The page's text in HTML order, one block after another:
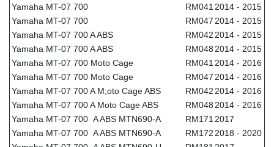
Yamaha MT-07 700
RM041 2014 - 2015
Yamaha MT-07 700
RM047 2014 - 2015
Yamaha MT-07 700 A ABS
RM042 2014 - 2015
Yamaha MT-07 700 A ABS
RM048 2014 - 2015
Yamaha MT-07 700 Moto Cage
RM041 2014 - 2016
Yamaha MT-07 700 Moto Cage
RM047 2014 - 2016
Yamaha MT-07 700 A M;oto Cage ABS
RM042 2014 - 2016
Yamaha MT-07 700 A Moto Cage ABS
RM048 2014 - 2016
Yamaha MT-07 700 A ABS MTN690-A
RM171 2017
Yamaha MT-07 700 A ABS MTN690-A
RM172 2018 - 2020